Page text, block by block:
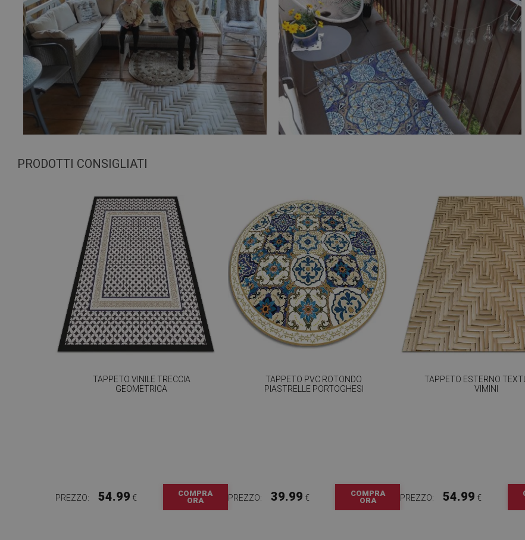
PRODOTTI CONSIGLIATI
TAPPETO VINILE TRECCIA
GEOMETRICA
PREZZO: 54.99 €
COMPRA
ORA
TAPPETO PVC ROTONDO
PIASTRELLE PORTOGHESI
PREZZO: 39.99 €
COMPRA
ORA
TAPPETO ESTERNO
VIMINI
PREZZO: 54.99 €